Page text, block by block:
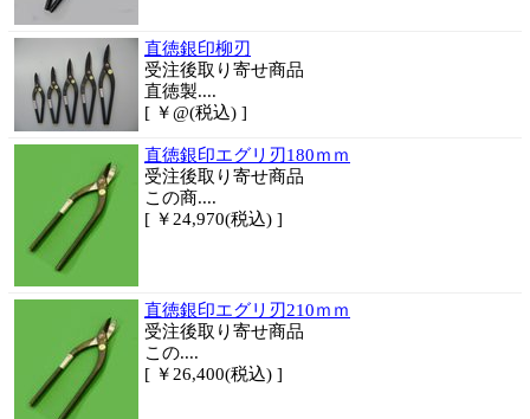
直徳銀印柳刃
受注後取り寄せ商品
直徳製....
[ ￥@(税込) ]
直徳銀印エグリ刃180ｍｍ
受注後取り寄せ商品
この商....
[ ￥24,970(税込) ]
直徳銀印エグリ刃210ｍｍ
受注後取り寄せ商品
この....
[ ￥26,400(税込) ]